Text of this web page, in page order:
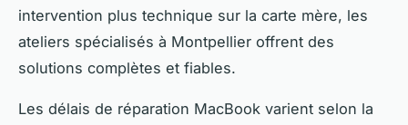
intervention plus technique sur la carte mère, les
ateliers spécialisés à Montpellier offrent des
solutions complètes et fiables.
Les délais de réparation MacBook varient selon la